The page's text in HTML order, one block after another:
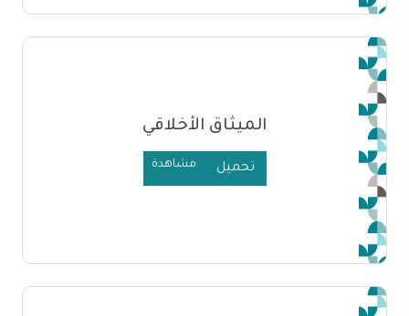
الميثاق الأخلاقي
تحميل مشاهدة